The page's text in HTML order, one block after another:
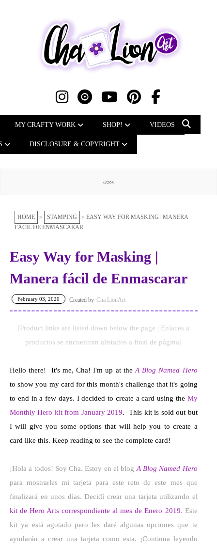
MY CRAFTY WORK SHOP! VIDEOS
DISCLOSURE & COPYRIGHT
HOME STAMPING
EASY WAY FOR MASKING | MANERA
FÁCIL DE ENMASCARAR
Easy Way for Masking |
Manera fácil de Enmascarar
Cha LionArt
February 03, 2020
[Product links are listed down below the page | Enlaces a
productos se encuentran alistados a final de página]
Hello there! It's me, Cha! I'm up at theA Blog Named Hero
to show you my card for this month's challenge that it's going
to end in a few days. I decided to create a card using the My
Monthly Hero kit from January 2019. This kit is sold out but
I will give you some options that will help you to create a
card like this. Keep reading to see the complete card!
¡Hola a todos! Soy Cha. Estoy en el blogA Blog Named Hero
para mostrarles mi tarjeta para este reto de este mes que
finalizará en unos días. Decidí crear una tarjeta utilizando el
kit de Hero Arts correspondiente al mes de Enero 2019. Este
kit ya está agotado pero les daré algunas opciones que te
ayudarán a crear una tarjeta como esta. ¡Continua leyendo